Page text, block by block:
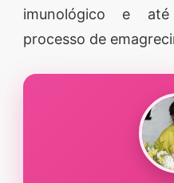
imunológico e
processo de